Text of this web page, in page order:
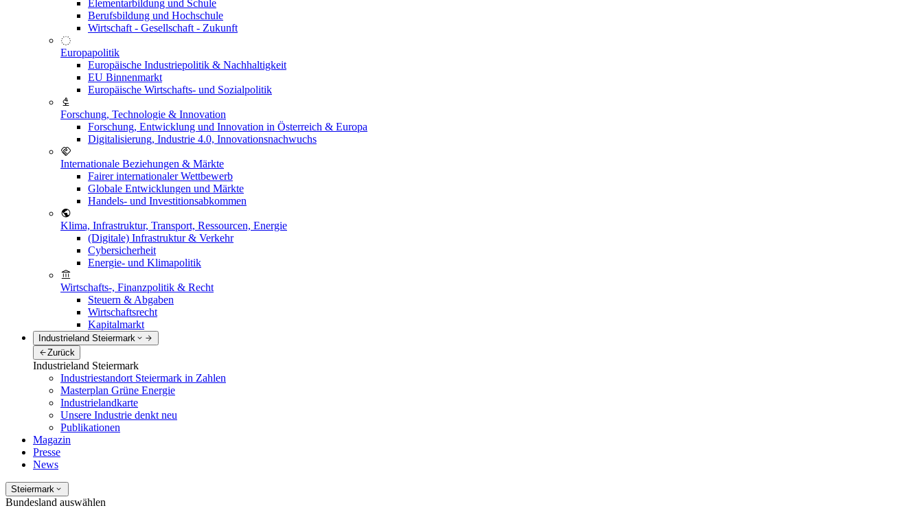
Elementarbildung und Schule
Berufsbildung und Hochschule
Wirtschaft - Gesellschaft - Zukunft
Europapolitik
Europäische Industriepolitik & Nachhaltigkeit
EU Binnenmarkt
Europäische Wirtschafts- und Sozialpolitik
Forschung, Technologie & Innovation
Forschung, Entwicklung und Innovation in Österreich & Europa
Digitalisierung, Industrie 4.0, Innovationsnachwuchs
Internationale Beziehungen & Märkte
Fairer internationaler Wettbewerb
Globale Entwicklungen und Märkte
Handels- und Investitionsabkommen
Klima, Infrastruktur, Transport, Ressourcen, Energie
(Digitale) Infrastruktur & Verkehr
Cybersicherheit
Energie- und Klimapolitik
Wirtschafts-, Finanzpolitik & Recht
Steuern & Abgaben
Wirtschaftsrecht
Kapitalmarkt
Industrieland Steiermark
Zurück
Industrieland Steiermark
Industriestandort Steiermark in Zahlen
Masterplan Grüne Energie
Industrielandkarte
Unsere Industrie denkt neu
Publikationen
Magazin
Presse
News
Steiermark
Bundesland auswählen